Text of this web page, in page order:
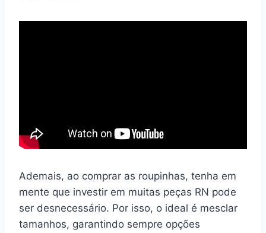
Ademais, ao comprar as roupinhas, tenha em
mente que investir em muitas peças RN pode
ser desnecessário. Por isso, o ideal é mesclar
tamanhos, garantindo sempre opções